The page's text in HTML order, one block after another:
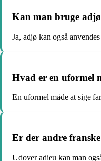
Kan man bruge
Ja, adjø kan også
Hvad er en uformel
En uformel måde at sige
Er der andre
Udover adieu kan man